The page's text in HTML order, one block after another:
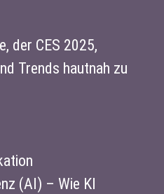
der CES 2025,
Trends hautnah zu
(AI) – Wie KI